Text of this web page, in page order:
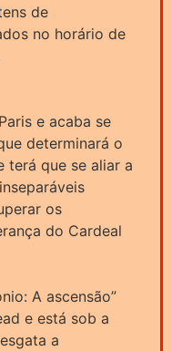
de
no horário de
e acaba se
determinará o
terá que se aliar a
os
do Cardeal
A ascensão”
e está sob a
a